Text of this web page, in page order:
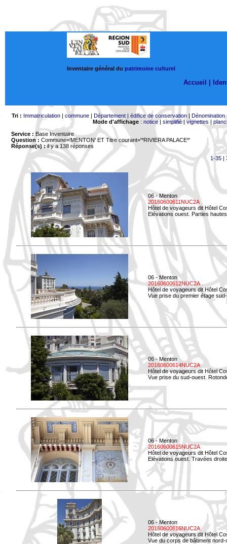
Inventaire général du patrimoine culturel
Accueil |
Tri : Immatriculation| commune| Département| édifice de conservation| Dénomination
Mode d'affichage: notice| simplifié|vignettes |
Service : Base Inventaire
Question : Commune='MENTON' ET Titre courant='*RIVIERA PALACE*'
Réponse(s) :il y a 138 réponses
1-35|
06 - Menton
20160600611NUC2A
Hôtel de voyageurs dit Hôtel
Elévations ouest. Parties
06 - Menton
20160600612NUC2A
Hôtel de voyageurs dit Hôtel
Vue prise du premier étage
06 - Menton
20160600614NUC2A
Hôtel de voyageurs dit Hôtel
Vue prise du sud-ouest.
06 - Menton
20160600615NUC2A
Hôtel de voyageurs dit Hôtel
Elévations ouest. Travées
06 - Menton
20160600616NUC2A
Hôtel de voyageurs dit Hôtel
Vue du corps de bâtiment